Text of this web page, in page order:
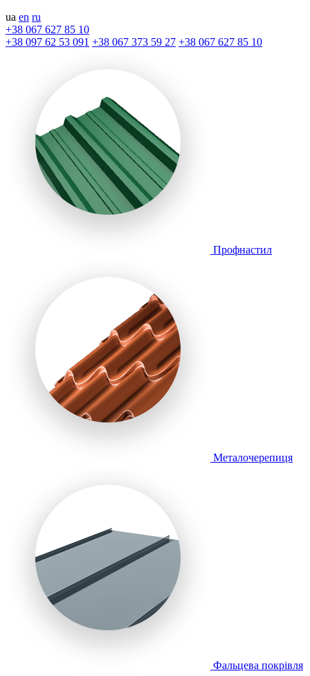
ua en ru
+38 067 627 85 10
+38 097 62 53 091 +38 067 373 59 27 +38 067 627 85 10
Профнастил
Металочерепиця
Фальцева покрівля